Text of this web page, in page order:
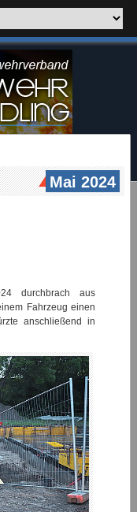
Mai 2024
durchbrach aus
Fahrzeug einen
anschließend in